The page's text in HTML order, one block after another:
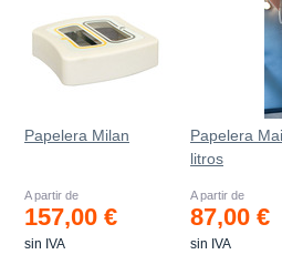
Papelera Milan
A partir de
157,00 €
sin IVA
Papelera
litros
A partir de
87,00 €
sin IVA